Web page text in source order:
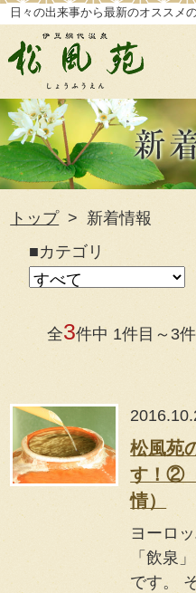
日々の出来事から最新のオススメ
トップ
新着情報
■カテゴリ
全3件中 1件目～3
松風苑
す！②
情）
ヨーロ
「飲泉
です。